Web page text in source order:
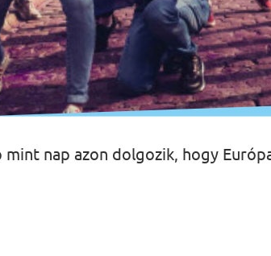
nap azon dolgozik, hogy